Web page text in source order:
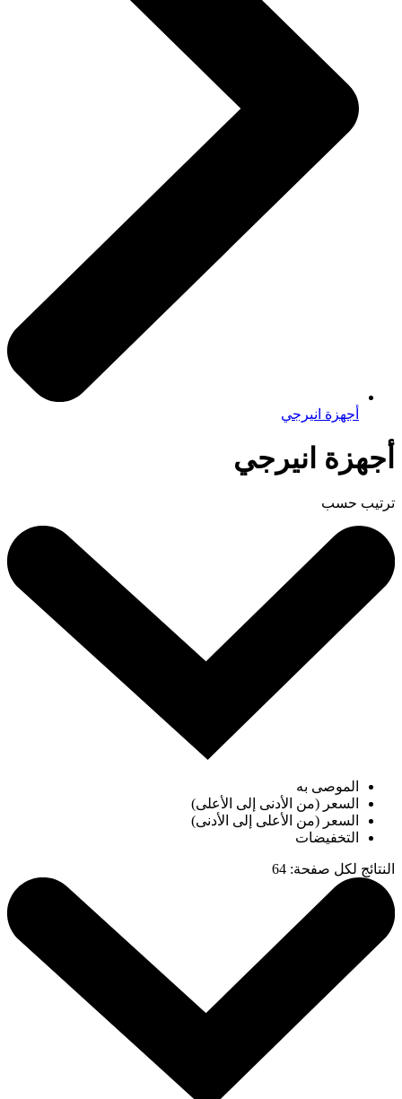
أجهزة انيرجي
أجهزة انيرجي
ترتيب حسب
الموصى به
السعر (من الأدنى إلى الأعلى)
السعر (من الأعلى إلى الأدنى)
التخفيضات
النتائج لكل صفحة:
64